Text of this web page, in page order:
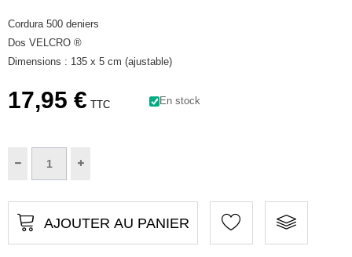
Cordura 500 deniers
Dos VELCRO ®
Dimensions : 135 x 5 cm (ajustable)
17,95 € TTC En stock
AJOUTER AU PANIER